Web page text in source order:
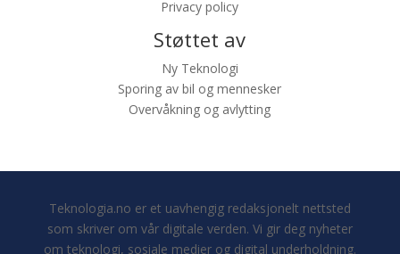
Privacy policy
Støttet av
Ny Teknologi
Sporing av bil og mennesker
Overvåkning og avlytting
Teknologia.no er et uavhengig redaksjonelt nettsted
som skriver om vår digitale verden. Vi gir deg nyheter
om teknologi, sosiale medier og digital underholdning.